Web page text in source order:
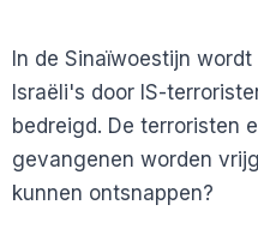
In de Sinaïwoestijn
Israëli's door IS-
bedreigd. De terroristen
gevangenen worden
kunnen ontsnappen?